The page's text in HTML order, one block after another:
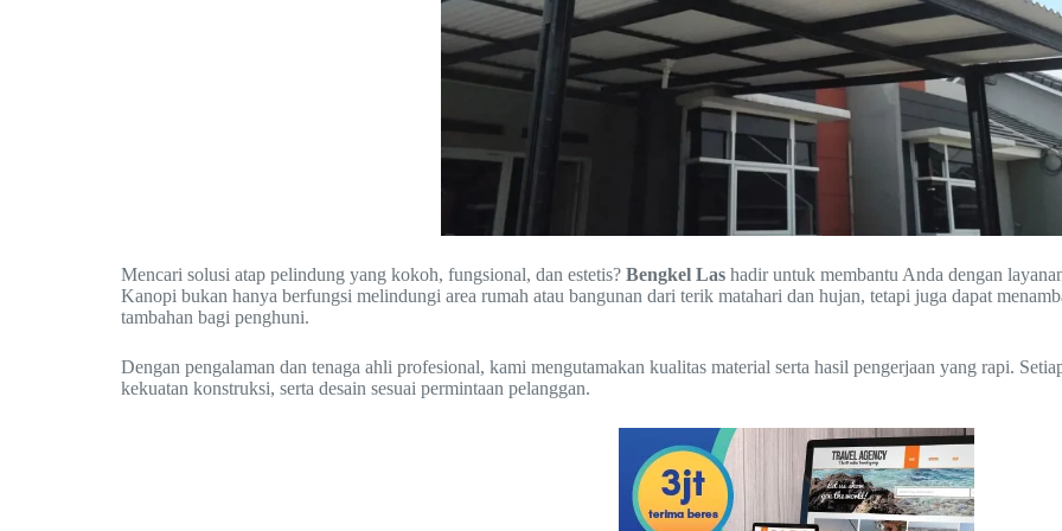
Mencari solusi atap pelindung yang kokoh, fungsional, dan estetis? Bengkel Las hadir untuk membantu Anda dengan
Kanopi bukan hanya berfungsi melindungi area rumah atau bangunan dari terik matahari dan hujan, tetapi juga dapat
tambahan bagi penghuni.
Dengan pengalaman dan tenaga ahli profesional, kami mengutamakan kualitas material serta hasil pengerjaan yang rapi.
kekuatan konstruksi, serta desain sesuai permintaan pelanggan.